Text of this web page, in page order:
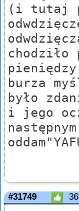
(i tutaj
chodziło
burza
było
i jego
#31749